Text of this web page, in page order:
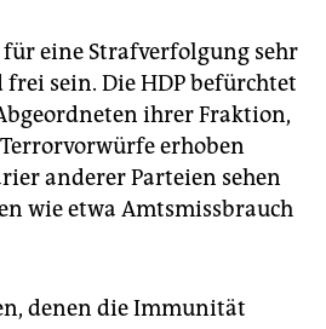
eine Strafverfolgung sehr
sein. Die HDP befürchtet
ihrer Fraktion,
erhoben
anderer Parteien sehen
wie etwa Amtsmissbrauch
denen die Immunität